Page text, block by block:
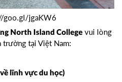
goo.gl/jgaKW6
North Island College vui lòng
trường tại Việt Nam:
lĩnh vực du học)